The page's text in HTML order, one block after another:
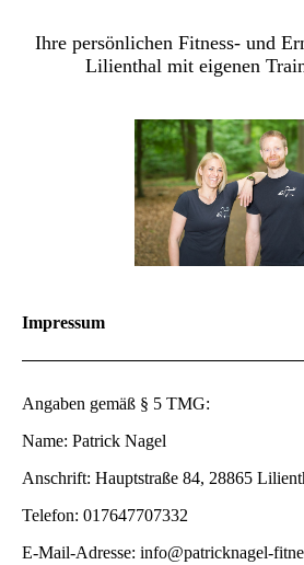
Ihre persönlichen Fitness- und
Lilienthal mit eigenen
Impressum
Angaben gemäß § 5 TMG:
Name: Patrick Nagel
Anschrift: Hauptstraße 84, 28865
Telefon: 017647707332
E-Mail-Adresse: info@patricknagel-